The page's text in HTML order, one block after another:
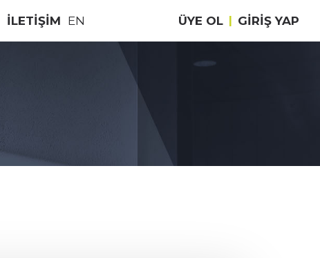
İLETİŞİM EN ÜYE OL | GIRIŞ YAP